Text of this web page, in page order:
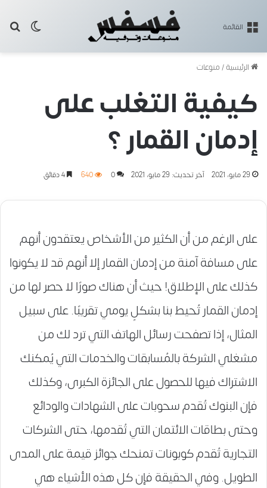
القائمة
الرئيسية/منوعات
كيفية التغلب على
إدمان القمار ؟
29 مايو، 2021 آخر تحديث: 29 مايو، 2021 0
640
على الرغم من أن الكثير من الأشخاص يعتقدون أنهم
على مسافة آمنة من إدمان القمار إلا أنهم قد لا يكونوا
كذلك على الإطلاق! حيث أن هناك صورًا لا حصر لها من
إدمان القمار تُحيط بنا بشكلٍ يومي تقريبًا. على سبيل
المثال، إذا تصفحت رسائل الهاتف التي ترد لك من
مشغلي الشركة بالمُسابقات والخدمات التي يُمكنك
الاشتراك فيها للحصول على الجائزة الكبرى، وكذلك
فإن البنوك تُقدم سحوبات على الشهادات والودائع
وحتى بطاقات الائتمان التي تُقدمها، حتى الشركات
التجارية تُقدم كوبونات تمنحك جوائز قيمة على المدى
الطويل. وفي الحقيقة فإن كل هذه الأشياء هي